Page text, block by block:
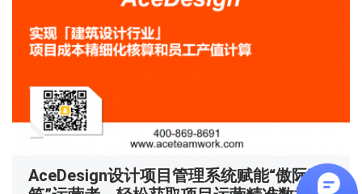
AceDesign设计项目管理系统赋能“傲际建